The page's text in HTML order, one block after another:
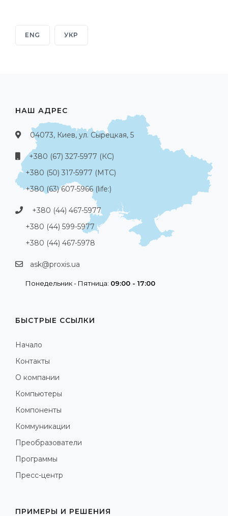
ENG УКР
НАШ АДРЕС
04073, Киев, ул. Сырецкая, 5
+380 (67) 327-5977 (КС)
+380 (50) 317-5977 (МТС)
+380 (63) 607-5966 (life:)
+380 (44) 467-5977
+380 (44) 599-5977
+380 (44) 467-5978
ask@proxis.ua
Понедельник - Пятница: 09:00 - 17:00
БЫСТРЫЕ ССЫЛКИ
Начало
Контакты
О компании
Компьютеры
Компоненты
Коммуникации
Преобразователи
Программы
Пресс-центр
ПРИМЕРЫ И РЕШЕНИЯ